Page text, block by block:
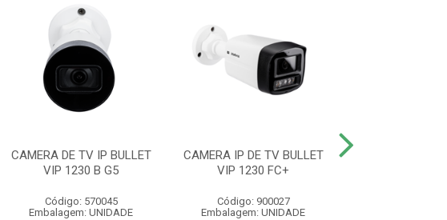
CAMERA DE TV IP BULLET
VIP 1230 B G5
Código: 570045
Embalagem: UNIDADE
CAMERA IP DE TV BULLET
VIP 1230 FC+
Código: 900027
Embalagem: UNIDADE